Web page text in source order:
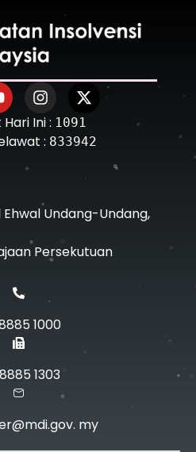
Ini : 1091
: 833942
Undang-Undang,
Persekutuan
1000
1303
my